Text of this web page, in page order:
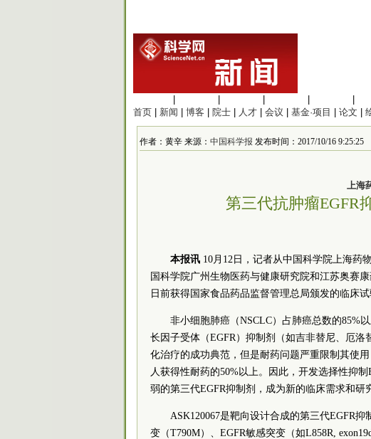
首页
新闻 博客 院士 人才 会议 基金·项目 论文
作者：黄辛 来源： 中国科学报 发布时间：2017/10/16 9:25:25
上海
第三代抗肿瘤EGFR
本报讯 10月12日，记者从中国科学院上海药
国科学院广州生物医药与健康研究院和江苏奥赛
日前获得国家食品药品监督管理总局颁发的临床
非小细胞肺癌（NSCLC）占肺癌总数的85%
长因子受体（EGFR）抑制剂（如吉非替尼、厄
化治疗的成功典范，但是耐药问题严重限制其使
人获得性耐药的50%以上。因此，开发选择性抑
弱的第三代EGFR抑制剂，成为新的临床需求和研
ASK120067是靶向设计合成的第三代EGFR
变（T790M）、EGFR敏感突变（如L858R,